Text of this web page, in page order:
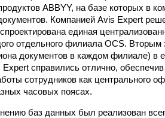
ABBYY, на базе которых в
Компанией Avis Expert
единая
отдельного филиала OCS.
документов в каждом филиале) в
справились отлично,
сотрудников как центрального
часовых поясах.
баз данных был реализован